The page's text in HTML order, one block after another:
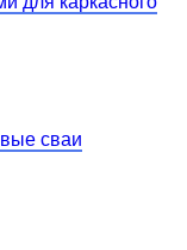
сваи